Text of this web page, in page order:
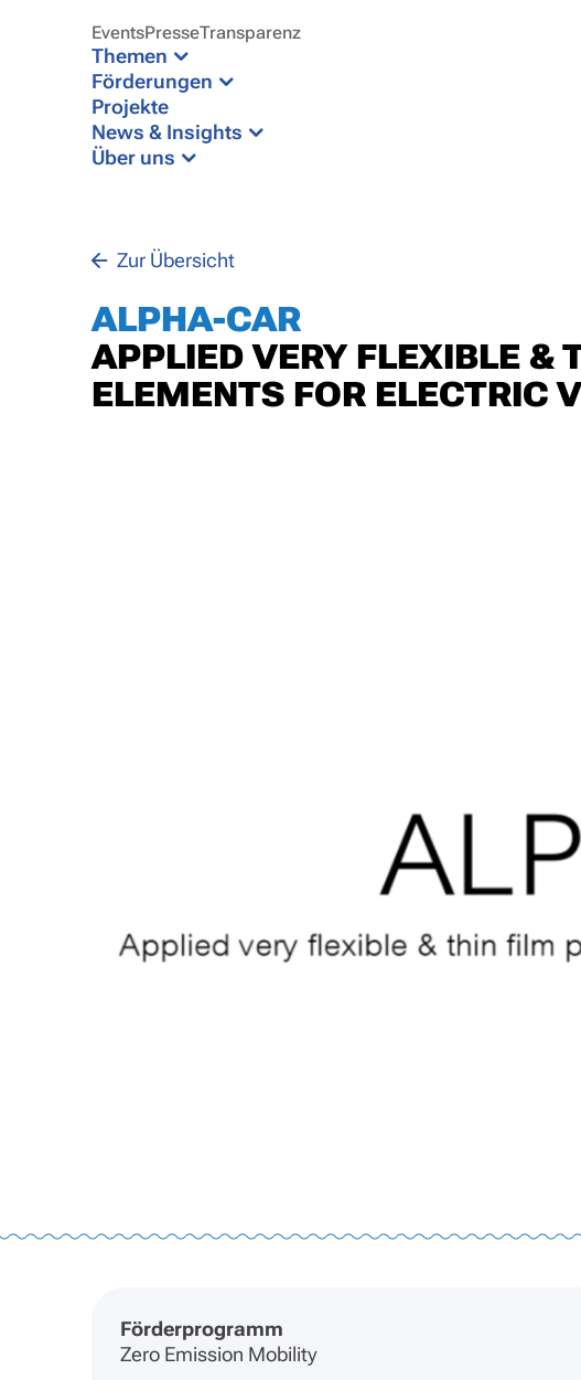
EventsPresseTransparenz
Themen
Förderungen
Projekte
News & Insights
Über uns
Zur Übersicht
ALPHA-CAR
APPLIED VERY FLEXIBLE &
ELEMENTS FOR ELECTRIC
Förderprogramm
Zero Emission Mobility